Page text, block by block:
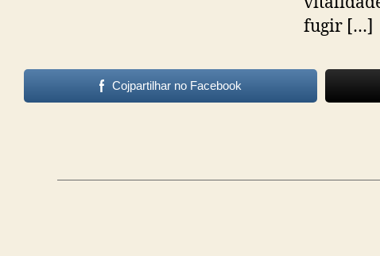
fugir […]
Cojpartilhar no Facebook